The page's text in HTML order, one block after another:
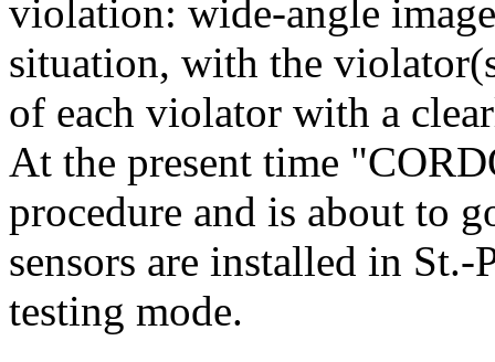
violation: wide-angle
situation, with the
of each violator with a
At the present time
procedure and is about to
sensors are installed in
testing mode.